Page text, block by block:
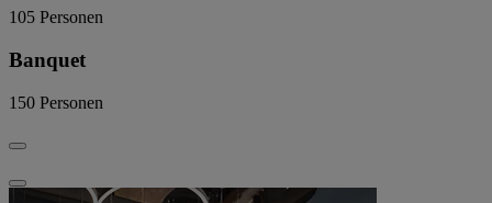
105 Personen
Banquet
150 Personen